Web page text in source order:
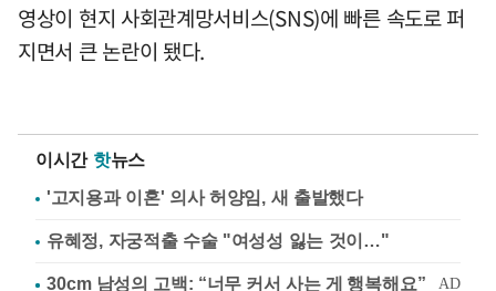
영상이 현지 사회관계망서비스(SNS)에 빠른 속도로 퍼
지면서 큰 논란이 됐다.
이시간 핫뉴스
'고지용과 이혼' 의사 허양임, 새 출발했다
유혜정, 자궁적출 수술 "여성성 잃는 것이…"